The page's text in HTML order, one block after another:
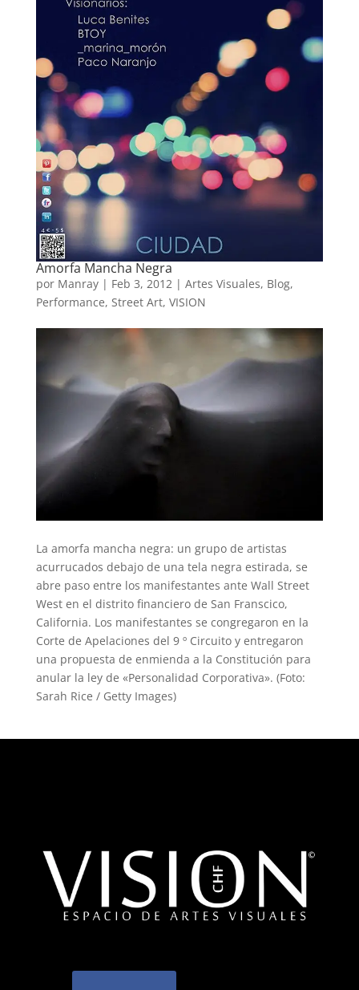
Amorfa Mancha Negra
por Manray| Feb 3, 2012 | Artes Visuales, Blog,
Performance, Street Art, VISION
La amorfa mancha negra: un grupo de artistas
acurrucados debajo de una tela negra estirada, se
abre paso entre los manifestantes ante Wall Street
West en el distrito financiero de San Franscico,
California. Los manifestantes se congregaron en la
Corte de Apelaciones del 9 º Circuito y entregaron
una propuesta de enmienda a la Constitución para
anular la ley de «Personalidad Corporativa». (Foto:
Sarah Rice / Getty Images)